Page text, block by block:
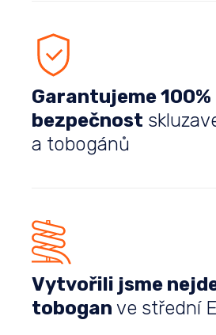
Garantujeme 100%
bezpečnost
a tobogánů
Vytvořili jsme
tobogan ve střední